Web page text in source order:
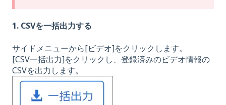
1. CSVを一括出力する
サイドメニューから[ビデオ]をクリックします。
[CSV一括出力]をクリックし、登録済みのビデオ情報の
CSVを出力します。